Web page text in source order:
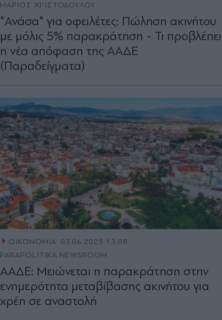
ΜΑΡΙΟΣ ΧΡΙΣΤΟΔΟΥΛΟΥ
"Ανάσα" για οφειλέτες: Πώληση ακινήτου
με μόλις 5% παρακράτηση - Τι προβλέπει
η νέα απόφαση της ΑΑΔΕ
(Παραδείγματα)
ΟΙΚΟΝΟΜΙΑ 03.06.2025 13:08
PARAPOLITIKA NEWSROOM
ΑΑΔΕ: Μειώνεται η παρακράτηση στην
ενημερότητα μεταβίβασης ακινήτου για
χρέη σε αναστολή